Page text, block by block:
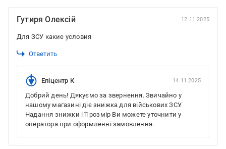
Гутиря Олексій 12.11.2025
Для ЗСУ какие условия
Ответить
Епіцентр К 14.11.2025
Добрий день! Дякуємо за звернення. Звичайно у
нашому магазині діє знижка для військових ЗСУ.
Надання знижки і її розмір Ви можете уточнити у
оператора при оформленні замовлення.